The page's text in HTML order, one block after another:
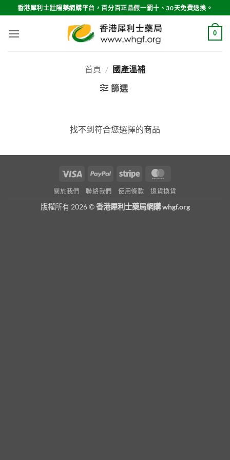
to
content
香港犀利士壯陽藥網購平台，百分百正品假一罰十、30天免費退換。
0
首頁 / 國產溫補
篩選
找不到符合您選擇的商品
Visa PayPal Stripe
關於我們 聯絡我們 使用條款 退貨換貨
版權所有 2026 ©香港犀利士藥局網購 whgf.org